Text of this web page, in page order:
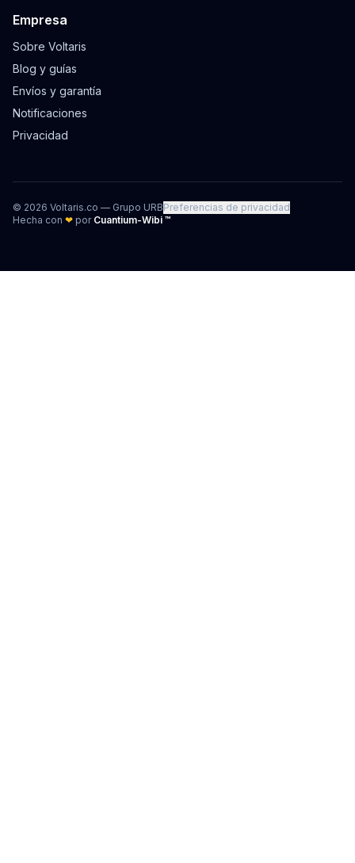
Empresa
Sobre Voltaris
Blog y guías
Envíos y garantía
Notificaciones
Privacidad
© 2026 Voltaris.co — Grupo URBPreferencias de privacidad
Hecha con ❤ por Cuantium-Wibi ™